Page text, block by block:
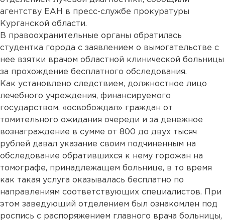
агентству ЕАН в пресс-службе прокуратуры
Курганской области.
В правоохранительные органы обратилась
студентка города с заявлением о вымогательстве с
нее взятки врачом областной клинической больницы
за прохождение бесплатного обследования.
Как установлено следствием, должностное лицо
лечебного учреждения, финансируемого
государством, «освобождал» граждан от
томительного ожидания очереди и за денежное
вознаграждение в сумме от 800 до двух тысяч
рублей давал указание своим подчиненным на
обследование обратившихся к нему горожан на
томографе, принадлежащем больнице, в то время
как такая услуга оказывалась бесплатно по
направлениям соответствующих специалистов. При
этом заведующий отделением был ознакомлен под
роспись с распоряжением главного врача больницы,